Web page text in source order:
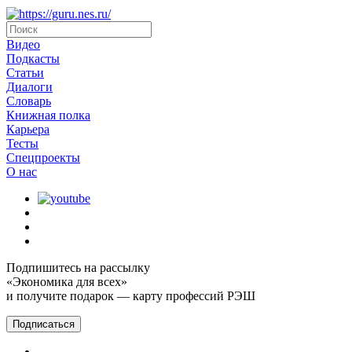
Видео
Подкасты
Статьи
Диалоги
Словарь
Книжная полка
Карьера
Тесты
Спецпроекты
О наc
Подпишитесь на рассылку
«Экономика для всех»
и получите подарок — карту профессий РЭШ
Подписаться